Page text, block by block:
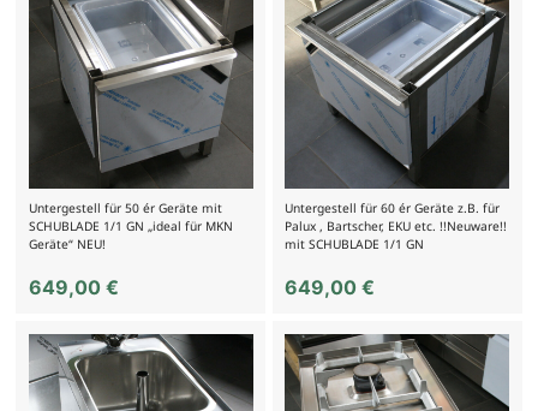
Untergestell für 50 ér Geräte mit
SCHUBLADE 1/1 GN „ideal für MKN
Geräte“ NEU!
649,00 €
Untergestell für 60 ér Geräte z.B. für
Palux , Bartscher, EKU etc. !!Neuware!!
mit SCHUBLADE 1/1 GN
649,00€